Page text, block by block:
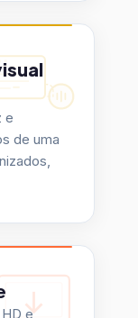
e
de uma
e
para